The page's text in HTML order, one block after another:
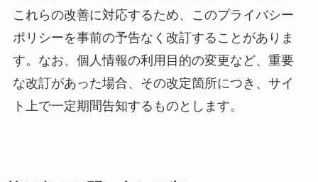
これらの改善に対応するため、このプライバシー
ポリシーを事前の予告なく改訂することがありま
す。なお、個人情報の利用目的の変更など、重要
な改訂があった場合、その改定箇所につき、サイ
ト上で一定期間告知するものとします。